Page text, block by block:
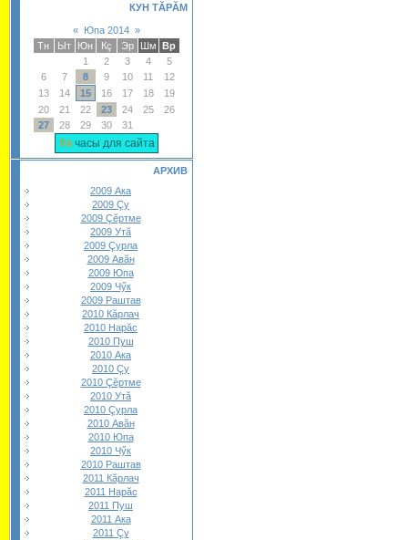
КУН ТĂРĂМ
« Юпа 2014 »
Тн
Ыт Юн Кç Эр Шм
Вр
1
2 3 4
5
6
7 8 9 10 11
12
13
14 15 16 17 18
19
20
21 22 23 24 25
26
27
28 29 30 31
часы для сайта
АРХИВ
2009 Ака
2009 Çу
2009 Çĕртме
2009 Утă
2009 Çурла
2009 Авăн
2009 Юпа
2009 Чӳк
2009 Раштав
2010 Кăрлач
2010 Нарăс
2010 Пуш
2010 Ака
2010 Çу
2010 Çĕртме
2010 Утă
2010 Çурла
2010 Авăн
2010 Юпа
2010 Чӳк
2010 Раштав
2011 Кăрлач
2011 Нарăс
2011 Пуш
2011 Ака
2011 Çу